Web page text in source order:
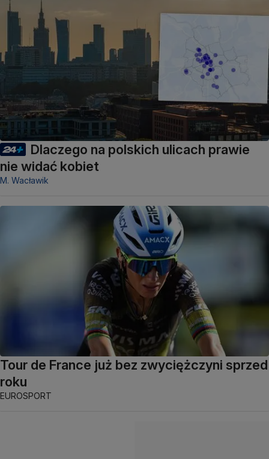
Dlaczego na polskich ulicach prawie
nie widać kobiet
M. Wacławik
Tour de France już bez zwyciężczyni sprzed
roku
EUROSPORT